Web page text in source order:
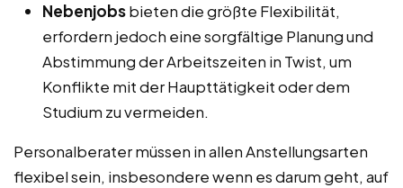
Nebenjobsbieten die größte Flexibilität,
erfordern jedoch eine sorgfältige Planung und
Abstimmung der Arbeitszeiten in Twist, um
Konflikte mit der Haupttätigkeit oder dem
Studium zu vermeiden.
Personalberater müssen in allen Anstellungsarten
flexibel sein, insbesondere wenn es darum geht, auf